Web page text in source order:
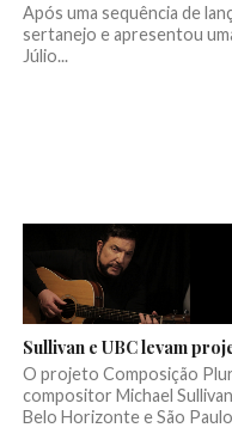
Após uma sequência de
sertanejo e apresentou
Júlio...
Sullivan e UBC levam
O projeto Composição
compositor Michael
Belo Horizonte e São